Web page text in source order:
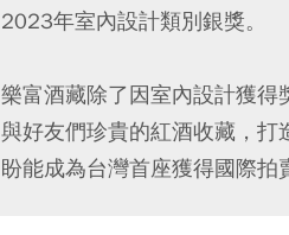
2023年室內設計類別銀獎。
樂富酒藏除了因室內設計獲得
與好友們珍貴的紅酒收藏，打
盼能成為台灣首座獲得國際拍